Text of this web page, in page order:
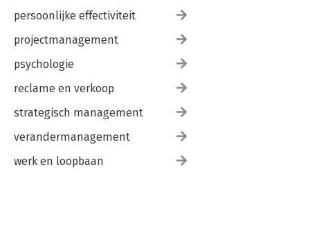
persoonlijke effectiviteit
projectmanagement
psychologie
reclame en verkoop
strategisch management
verandermanagement
werk en loopbaan